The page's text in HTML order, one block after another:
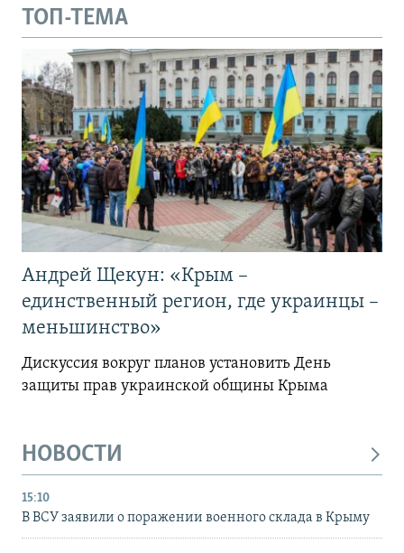
ТОП-ТЕМА
Андрей Щекун: «Крым –
единственный регион, где украинцы –
меньшинство»
Дискуссия вокруг планов установить День
защиты прав украинской общины Крыма
НОВОСТИ
15:10
В ВСУ заявили о поражении военного склада в Крыму